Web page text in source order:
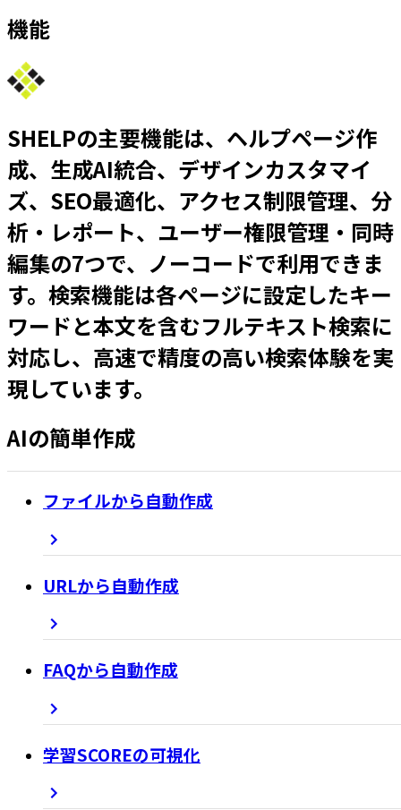
機能
SHELPの主要機能は、ヘルプページ作
成、生成AI統合、デザインカスタマイ
ズ、SEO最適化、アクセス制限管理、分
析・レポート、ユーザー権限管理・同時
編集の7つで、ノーコードで利用できま
す。検索機能は各ページに設定したキー
ワードと本文を含むフルテキスト検索に
対応し、高速で精度の高い検索体験を実
現しています。
AIの簡単作成
ファイルから自動作成
URLから自動作成
FAQから自動作成
学習SCOREの可視化